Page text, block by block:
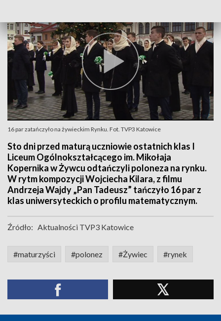
16 par zatańczyło na żywieckim Rynku. Fot. TVP3 Katowice
Sto dni przed maturą uczniowie ostatnich klas I
Liceum Ogólnokształcącego im. Mikołaja
Kopernika w Żywcu odtańczyli poloneza na rynku.
W rytm kompozycji Wojciecha Kilara, z filmu
Andrzeja Wajdy „Pan Tadeusz” tańczyło 16 par z
klas uniwersyteckich o profilu matematycznym.
Źródło: Aktualności TVP3 Katowice
#maturzyści #polonez #Żywiec #rynek